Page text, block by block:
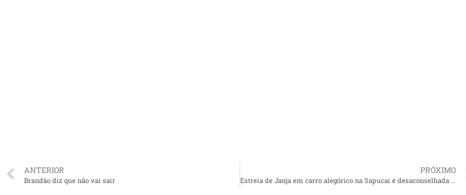
ANTERIOR
Brandão diz que não vai sair
PRÓXIMO
Estreia de Janja em carro alegórico na Sapucaí é desaconselhada pela ala jurídica do Planalto